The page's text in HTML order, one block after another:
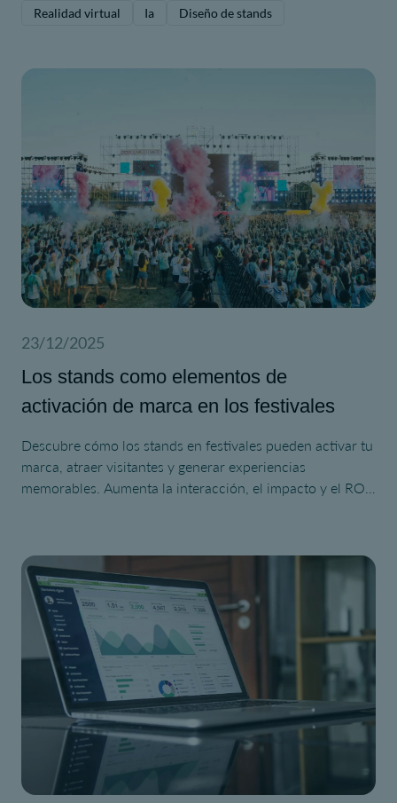
Realidad virtual Ia Diseño de stands
23/12/2025
Los stands como elementos de
activación de marca en los festivales
Descubre cómo los stands en festivales pueden activar tu
marca, atraer visitantes y generar experiencias
memorables. Aumenta la interacción, el impacto y el ROI